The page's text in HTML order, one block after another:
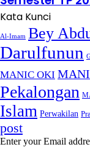
Kata Kunci
Al-Imam Bey
Darulfunun
MANIC OKI
Pekalongan
Islam Perwakilan
post
Enter your Email